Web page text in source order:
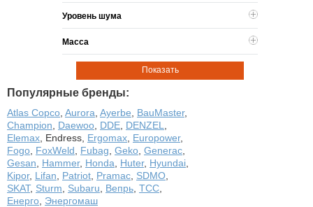
Уровень шума
Масса
Показать
Популярные бренды:
Atlas Copco Aurora Ayerbe BauMaster,
Champion
Daewoo DDE DENZEL
Elemax Endress Ergomax Europower,
Fogo FoxWeld Fubag Geko Generac
Gesan
Hammer, Honda Huter, Hyundai
Kipor, Lifan Patriot Pramac SDMO
SKAT, Sturm Subaru Вепрь ТСС
Енерго Энергомаш